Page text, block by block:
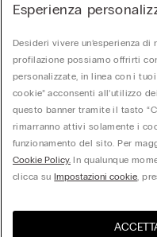
Area Legale
Corporate
© Calzedonia S.p.A | P.iva
Umberto Primo n. 5/3 | Cod. Fisc. e
REA: VR – 205310 | Capitale sociale:
Esperienza
Desideri vivere un’esperienza
profilazione possiamo offrirti
personalizzate, in linea con i
cookie” acconsenti all’utilizzo
questo banner tramite il tasto
rimarranno attivi solamente i
funzionamento del sito. Per
Cookie Policy. In qualunque
clicca suImpostazioni cookie,